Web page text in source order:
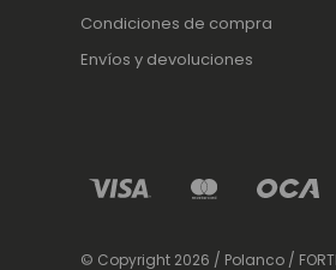
Condiciones de compra
Envíos y devoluciones
© Copyright 2026 / Polanco /